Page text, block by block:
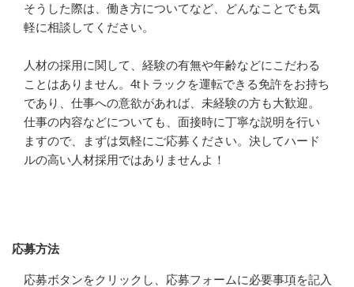
そうした際は、働き方についてなど、どんなことでも気
軽に相談してください。
人材の採用に関して、経験の有無や年齢などにこだわる
ことはありません。4tトラックを運転できる免許をお持ち
であり、仕事への意欲があれば、未経験の方も大歓迎。
仕事の内容などについても、面接時に丁寧な説明を行い
ますので、まずは気軽にご応募ください。決してハード
ルの高い人材採用ではありませんよ！
応募方法
応募ボタンをクリックし、応募フォームに必要事項を記入